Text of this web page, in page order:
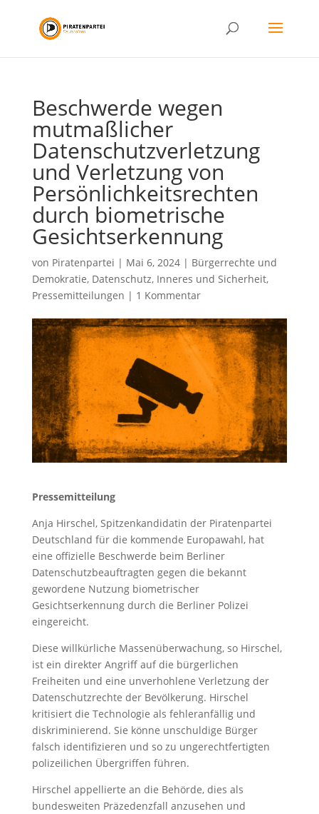
Beschwerde wegen
mutmaßlicher
Datenschutzverletzung
und Verletzung von
Persönlichkeitsrechten
durch biometrische
Gesichtserkennung
von Piratenpartei | Mai 6, 2024| Bürgerrechte und
Demokratie, Datenschutz, Inneres und Sicherheit,
Pressemitteilungen | 1 Kommentar
Pressemitteilung
Anja Hirschel, Spitzenkandidatin der Piratenpartei
Deutschland für die kommende Europawahl, hat
eine offizielle Beschwerde beim Berliner
Datenschutzbeauftragten gegen die bekannt
gewordene Nutzung biometrischer
Gesichtserkennung durch die Berliner Polizei
eingereicht.
Diese willkürliche Massenüberwachung, so Hirschel,
ist ein direkter Angriff auf die bürgerlichen
Freiheiten und eine unverhohlene Verletzung der
Datenschutzrechte der Bevölkerung. Hirschel
kritisiert die Technologie als fehleranfällig und
diskriminierend. Sie könne unschuldige Bürger
falsch identifizieren und so zu ungerechtfertigten
polizeilichen Übergriffen führen.
Hirschel appellierte an die Behörde, dies als
bundesweiten Präzedenzfall anzusehen und